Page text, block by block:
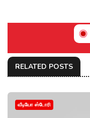
RELATED POSTS
வீடியோ ஸ்டோரி